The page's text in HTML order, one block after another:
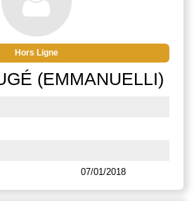
au T3, entièrement rénovés en 2015.
Hors Ligne
(EMMANUELLI)
07/01/2018